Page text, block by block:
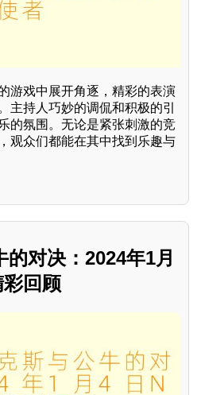
游戏中展开角逐，精彩的表演
主持人巧妙的调侃和积极的引
的氛围。无论是紧张刺激的竞
观众们都能在其中找到乐趣与
对决：2024年1月
回顾